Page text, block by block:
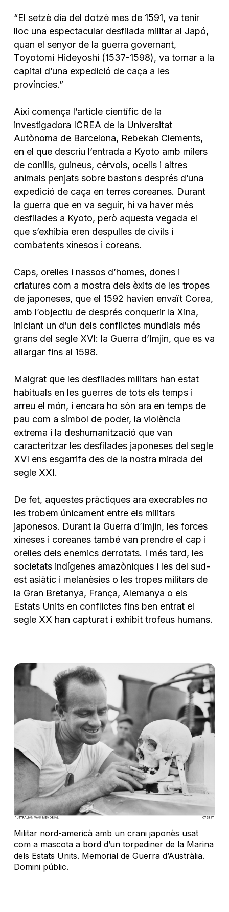
“El setzè dia del dotzè mes de 1591, va tenir
lloc una espectacular desfilada militar al Japó,
quan el senyor de la guerra governant,
Toyotomi Hideyoshi (1537-1598), va tornar a la
capital d’una expedició de caça a les
províncies.”
Així comença l’article científic de la
investigadora ICREA de la Universitat
Autònoma de Barcelona, Rebekah Clements,
en el que descriu l’entrada a Kyoto amb milers
de conills, guineus, cérvols, ocells i altres
animals penjats sobre bastons després d’una
expedició de caça en terres coreanes. Durant
la guerra que en va seguir, hi va haver més
desfilades a Kyoto, però aquesta vegada el
que s’exhibia eren despulles de civils i
combatents xinesos i coreans.
Caps, orelles i nassos d’homes, dones i
criatures com a mostra dels èxits de les tropes
de japoneses, que el 1592 havien envaït Corea,
amb l’objectiu de després conquerir la Xina,
iniciant un d’un dels conflictes mundials més
grans del segle XVI: la Guerra d’Imjin, que es va
allargar fins al 1598.
Malgrat que les desfilades militars han estat
habituals en les guerres de tots els temps i
arreu el món, i encara ho són ara en temps de
pau com a símbol de poder, la violència
extrema i la deshumanització que van
caracteritzar les desfilades japoneses del segle
XVI ens esgarrifa des de la nostra mirada del
segle XXI.
De fet, aquestes pràctiques ara execrables no
les trobem únicament entre els militars
japonesos. Durant la Guerra d’Imjin, les forces
xineses i coreanes també van prendre el cap i
orelles dels enemics derrotats. I més tard, les
societats indígenes amazòniques i les del sud-
est asiàtic i melanèsies o les tropes militars de
la Gran Bretanya, França, Alemanya o els
Estats Units en conflictes fins ben entrat el
segle XX han capturat i exhibit trofeus humans.
Militar nord-americà amb un crani japonès usat
com a mascota a bord d’un torpediner de la Marina
dels Estats Units. Memorial de Guerra d’Austràlia.
Domini públic.